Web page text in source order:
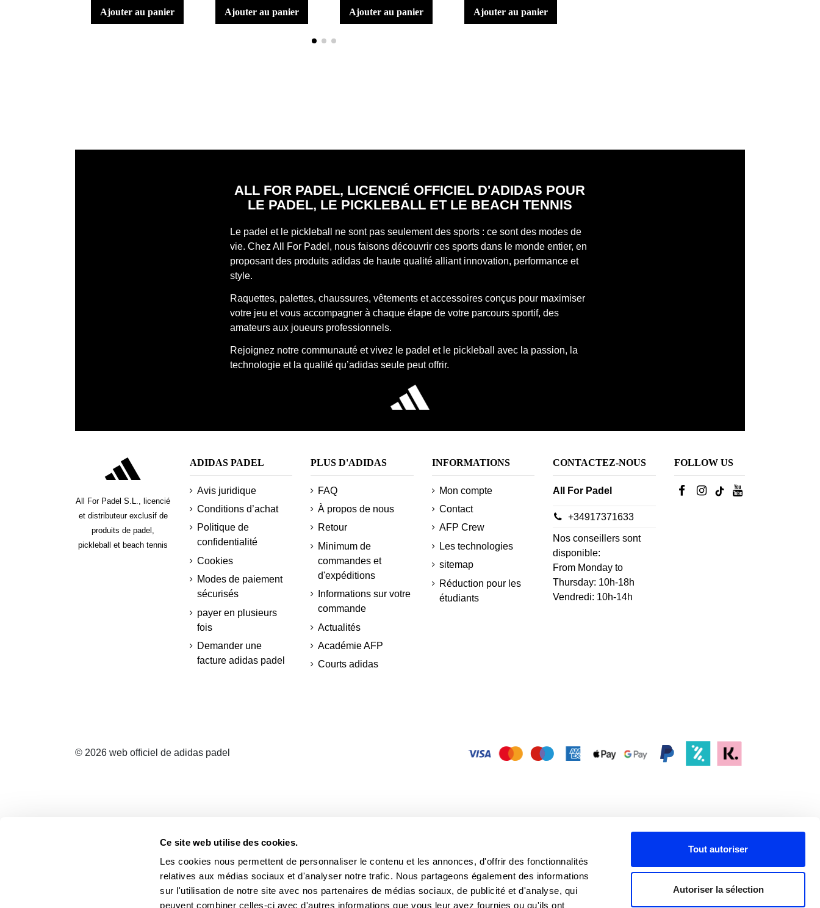
Ce site web utilise des cookies.
Les cookies nous permettent de personnaliser le contenu et les annonces, d'offrir des fonctionnalités
relatives aux médias sociaux et d'analyser notre trafic. Nous partageons également des informations
sur l'utilisation de notre site avec nos partenaires de médias sociaux, de publicité et d'analyse, qui
peuvent combiner celles-ci avec d'autres informations que vous leur avez fournies ou qu'ils ont
Tout autoriser
Autoriser la sélection
ajouter au panier ajouter au panier ajouter au panier ajouter au panier
ALL FOR PADEL, LICENCIÉ OFFICIEL D'ADIDAS POUR
LE PADEL, LE PICKLEBALL ET LE BEACH TENNIS
Le padel et le pickleball ne sont pas seulement des sports : ce sont des modes de
vie. Chez All For Padel, nous faisons découvrir ces sports dans le monde entier, en
proposant des produits adidas de haute qualité alliant innovation, performance et
style.
Raquettes, palettes, chaussures, vêtements et accessoires conçus pour maximiser
votre jeu et vous accompagner à chaque étape de votre parcours sportif, des
amateurs aux joueurs professionnels.
Rejoignez notre communauté et vivez le padel et le pickleball avec la passion, la
technologie et la qualité qu’adidas seule peut offrir.
All For Padel S.L., licencié
et distributeur exclusif de
produits de padel,
pickleball et beach tennis
ADIDAS PADEL
Avis juridique
Conditions d’achat
Politique de
confidentialité
Cookies
Modes de paiement
sécurisés
payer en plusieurs
fois
Demander une
facture adidas padel
PLUS D'ADIDAS
FAQ
À propos de nous
Retour
Minimum de
commandes et
d'expéditions
Informations sur votre
commande
Actualités
Académie AFP
Courts adidas
INFORMATIONS
Mon compte
Contact
AFP Crew
Les technologies
sitemap
Réduction pour les
étudiants
CONTACTEZ-NOUS
All For Padel
+34917371633
Nos conseillers sont
disponible:
From Monday to
Thursday: 10h-18h
Vendredi: 10h-14h
FOLLOW US
© 2026 web officiel de adidas padel